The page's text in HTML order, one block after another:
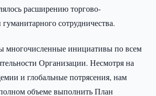
расширению торгово-
сотрудничества.
многочисленные инициативы по всем
Организации. Несмотря на
и глобальные потрясения, нам
объеме выполнить План